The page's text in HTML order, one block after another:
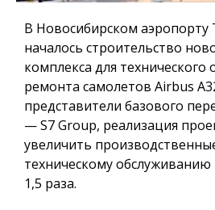
В Новосибирском аэропорту
началось строительство
комплекса для технического
ремонта самолетов Airbus
представители базового
— S7 Group, реализация
увеличить
техническому
1,5 раза.